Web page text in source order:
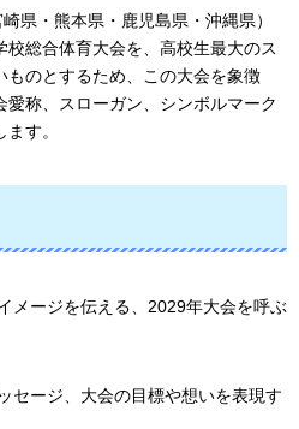
県・熊本県・鹿児島県・沖縄県）
総合体育大会を、高校生最大のス
ものとするため、この大会を象徴
愛称、スローガン、シンボルマーク
す。
メージを伝える、2029年大会を呼ぶ
セージ、大会の目標や想いを表現す